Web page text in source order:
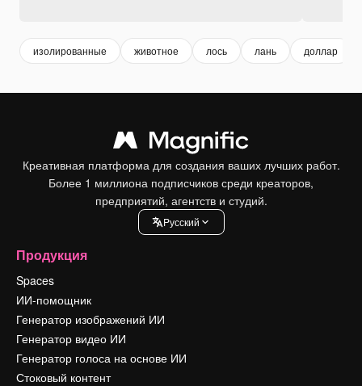
изолированные животное лось лань доллар
Креативная платформа для создания ваших лучших работ.
Более 1 миллиона подписчиков среди креаторов,
предприятий, агентств и студий.
Pусский
Продукция
Spaces
ИИ-помощник
Генератор изображений ИИ
Генератор видео ИИ
Генератор голоса на основе ИИ
Стоковый контент